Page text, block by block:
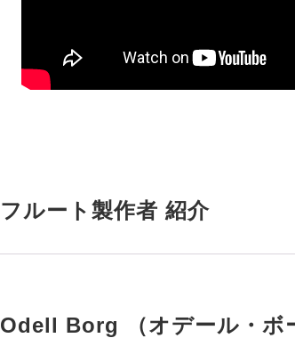
フルート製作者 紹介
Odell Borg （オデール・ボ